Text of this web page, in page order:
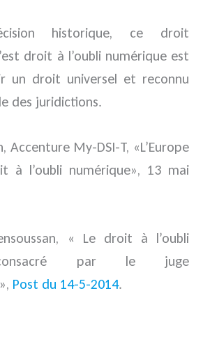
historique, ce droit
droit à l’oubli numérique est
un droit universel et reconnu
des juridictions.
Accenture My-DSI-T, «L’Europe
à l’oubli numérique», 13 mai
« Le droit à l’oubli
consacré par le juge
Post du 14-5-2014.